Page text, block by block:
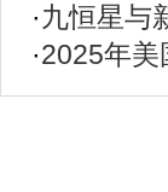
·九恒星与
·2025年美